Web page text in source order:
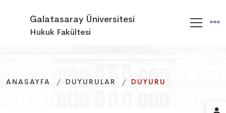
Galatasaray Üniversitesi
Hukuk Fakültesi
ANASAYFA DUYURULAR DUYURU
ANASAYFA DUYURULAR DUYURU
ANASAYFA DUYURULAR DUYURU